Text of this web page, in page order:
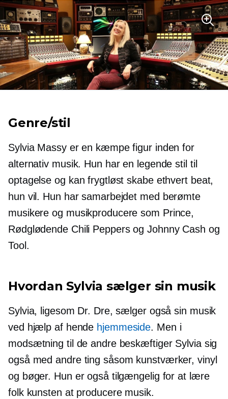
Genre/stil
Sylvia Massy er en kæmpe figur inden for
alternativ musik. Hun har en legende stil til
optagelse og kan frygtløst skabe ethvert beat,
hun vil. Hun har samarbejdet med berømte
musikere og musikproducere som Prince,
RødglødendeChili Peppers og Johnny Cash og
Tool.
Hvordan Sylvia sælger sin musik
Sylvia, ligesom Dr. Dre, sælger også sin musik
ved hjælp af hende hjemmeside. Men i
modsætning til de andre beskæftiger Sylvia sig
også med andre ting såsom kunstværker, vinyl
og bøger. Hun er også tilgængelig for at lære
folk kunsten at producere musik.